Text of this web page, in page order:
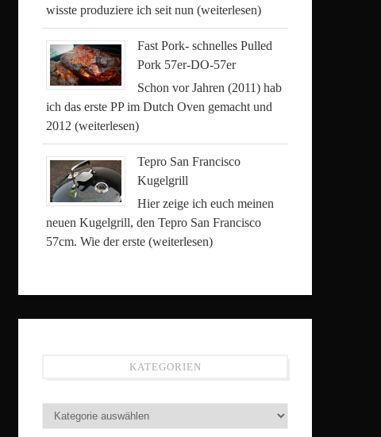
wisste produziere ich seit nun (weiterlesen)
Fast Pork- schnelles Pulled
Pork 57er-DO-57er
Schon vor Jahren (2011) hab
ich das erste PP im Dutch Oven gemacht und
2012 (weiterlesen)
Tepro San Francisco
Kugelgrill
Hier zeige ich euch meinen
neuen Kugelgrill, den Tepro San Francisco
57cm. Wie der erste (weiterlesen)
KATEGORIEN